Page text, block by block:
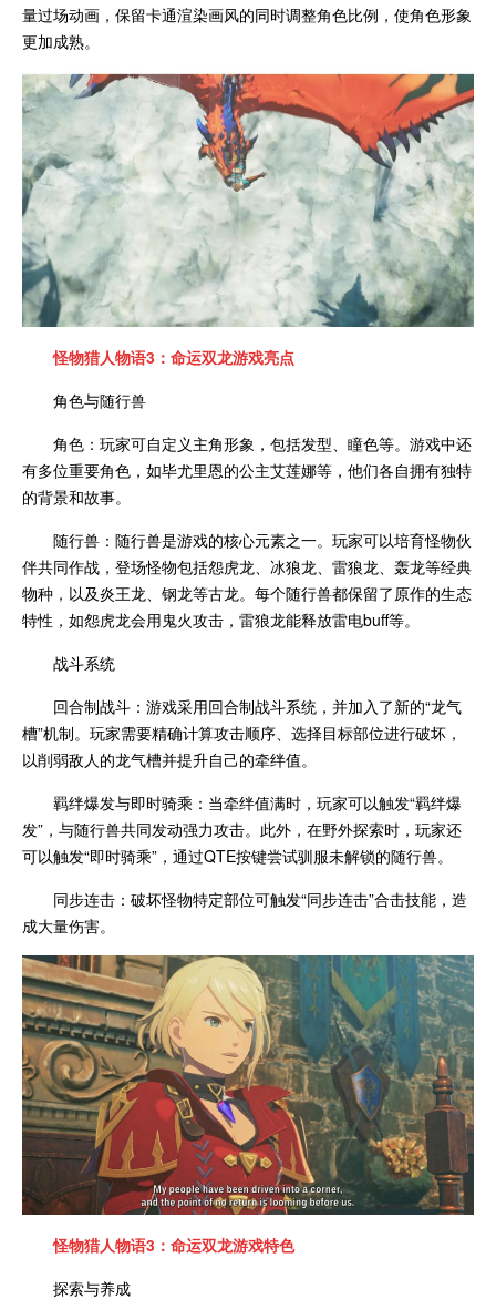
量过场动画，保留卡通渲染画风的同时调整角色比例，使角色形象
更加成熟。
怪物猎人物语3：命运双龙游戏亮点
角色与随行兽
角色：玩家可自定义主角形象，包括发型、瞳色等。游戏中还
有多位重要角色，如毕尤里恩的公主艾莲娜等，他们各自拥有独特
的背景和故事。
随行兽：随行兽是游戏的核心元素之一。玩家可以培育怪物伙
伴共同作战，登场怪物包括怨虎龙、冰狼龙、雷狼龙、轰龙等经典
物种，以及炎王龙、钢龙等古龙。每个随行兽都保留了原作的生态
特性，如怨虎龙会用鬼火攻击，雷狼龙能释放雷电buff等。
战斗系统
回合制战斗：游戏采用回合制战斗系统，并加入了新的“龙气
槽”机制。玩家需要精确计算攻击顺序、选择目标部位进行破坏，
以削弱敌人的龙气槽并提升自己的牵绊值。
羁绊爆发与即时骑乘：当牵绊值满时，玩家可以触发“羁绊爆
发”，与随行兽共同发动强力攻击。此外，在野外探索时，玩家还
可以触发“即时骑乘”，通过QTE按键尝试驯服未解锁的随行兽。
同步连击：破坏怪物特定部位可触发“同步连击”合击技能，造
成大量伤害。
怪物猎人物语3：命运双龙游戏特色
探索与养成